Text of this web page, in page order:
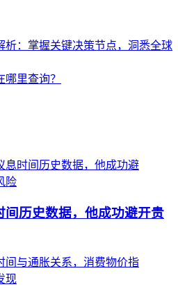
析：掌握关键决策节点，洞悉全球
里查询？
间历史数据，他成功避开贵